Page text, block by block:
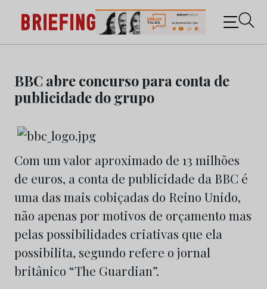
content
Briefing: Todas as notícias sobre os negócios do
Marketing e da Publicidade
BBC abre concurso para conta de
publicidade do grupo
Com um valor aproximado de 13 milhões
de euros, a conta de publicidade da BBC é
uma das mais cobiçadas do Reino Unido,
não apenas por motivos de orçamento mas
pelas possibilidades criativas que ela
possibilita, segundo refere o jornal
britânico “The Guardian”.